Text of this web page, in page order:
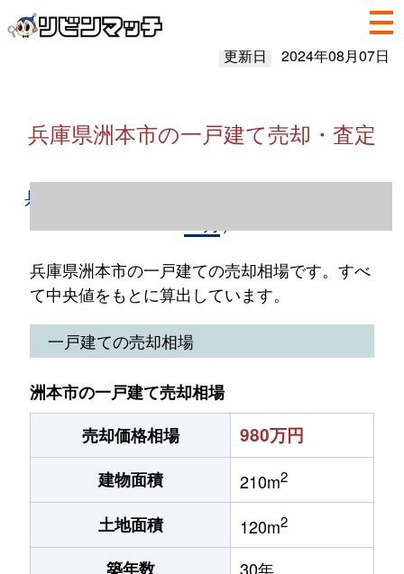
更新日 2024年08月07日
兵庫県洲本市の一戸建て売却・査定
兵庫県洲本市の一戸建て売却情報（2023年1
兵庫県洲本市の一戸建ての売却相場です。すべ
て中央値をもとに算出しています。
一戸建ての売却相場
洲本市の一戸建て売却相場
売却価格相場
980万円
建物面積 210m2
土地面積 120m2
築年数 30年